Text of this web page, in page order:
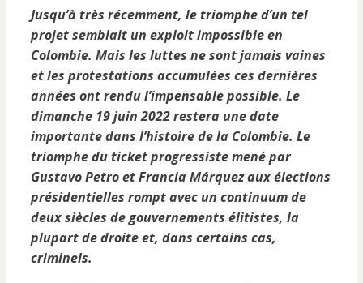
Jusqu’à très récemment, le triomphe d’un tel
projet semblait un exploit impossible en
Colombie. Mais les luttes ne sont jamais vaines
et les protestations accumulées ces dernières
années ont rendu l’impensable possible. Le
dimanche 19 juin 2022 restera une date
importante dans l’histoire de la Colombie. Le
triomphe du ticket progressiste mené par
Gustavo Petro et Francia Márquez aux élections
présidentielles rompt avec un continuum de
deux siècles de gouvernements élitistes, la
plupart de droite et, dans certains cas,
criminels.